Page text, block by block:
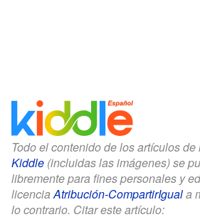
Todo el contenido de los artículos de
Kiddle (incluidas las imágenes) se
libremente para fines personales y
licenciaAtribución-CompartirIguala
lo contrario. Citar este artículo: